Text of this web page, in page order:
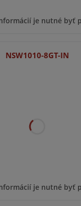
je nutné byť
NSW1010-8GT-IN
je nutné byť